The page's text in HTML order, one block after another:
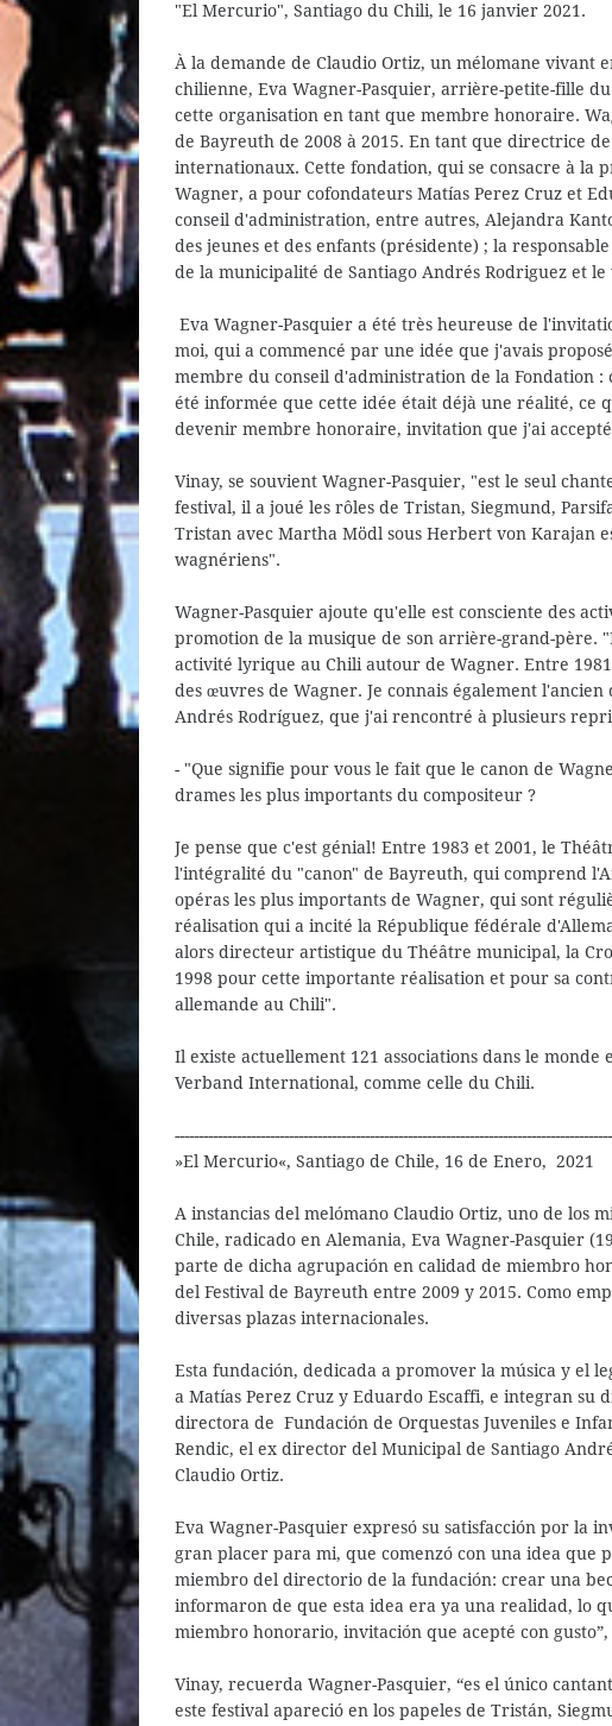
"El Mercurio", Santiago du Chili, le 16 janvier 2021.
À la demande de Claudio Ortiz, un mélomane vivant
chilienne, Eva Wagner-Pasquier, arrière-petite-fille
cette organisation en tant que membre honoraire.
de Bayreuth de 2008 à 2015. En tant que directrice
internationaux. Cette fondation, qui se consacre à la
Wagner, a pour cofondateurs Matías Perez Cruz et
conseil d'administration, entre autres, Alejandra
des jeunes et des enfants (présidente) ; la
de la municipalité de Santiago Andrés Rodriguez
Eva Wagner-Pasquier a été très heureuse de
moi, qui a commencé par une idée que j'avais
membre du conseil d'administration de la Fondation :
été informée que cette idée était déjà une réalité, ce
devenir membre honoraire, invitation que j'ai
Vinay, se souvient Wagner-Pasquier, "est le seul
festival, il a joué les rôles de Tristan, Siegmund,
Tristan avec Martha Mödl sous Herbert von Karajan
wagnériens".
Wagner-Pasquier ajoute qu'elle est consciente des
promotion de la musique de son arrière-grand-père.
activité lyrique au Chili autour de Wagner. Entre
des œuvres de Wagner. Je connais également
Andrés Rodríguez, que j'ai rencontré à plusieurs
- "Que signifie pour vous le fait que le canon de
drames les plus importants du compositeur ?
Je pense que c'est génial! Entre 1983 et 2001, le
l'intégralité du "canon" de Bayreuth, qui comprend
opéras les plus importants de Wagner, qui sont
réalisation qui a incité la République fédérale
alors directeur artistique du Théâtre municipal, la
1998 pour cette importante réalisation et pour sa
allemande au Chili".
Il existe actuellement 121 associations dans le
Verband International, comme celle du Chili.
»El Mercurio«, Santiago de Chile, 16 de Enero, 2021
A instancias del melómano Claudio Ortiz, uno de los
Chile, radicado en Alemania, Eva Wagner-Pasquier
parte de dicha agrupación en calidad de miembro
del Festival de Bayreuth entre 2009 y 2015. Como
diversas plazas internacionales.
Esta fundación, dedicada a promover la música y el
a Matías Perez Cruz y Eduardo Escaffi, e integran
directora de Fundación de Orquestas Juveniles e
Rendic, el ex director del Municipal de Santiago
Claudio Ortiz.
Eva Wagner-Pasquier expresó su satisfacción por la
gran placer para mi, que comenzó con una idea que
miembro del directorio de la fundación: crear una
informaron de que esta idea era ya una realidad, lo
miembro honorario, invitación que acepté con
Vinay, recuerda Wagner-Pasquier, “es el único
este festival apareció en los papeles de Tristán,